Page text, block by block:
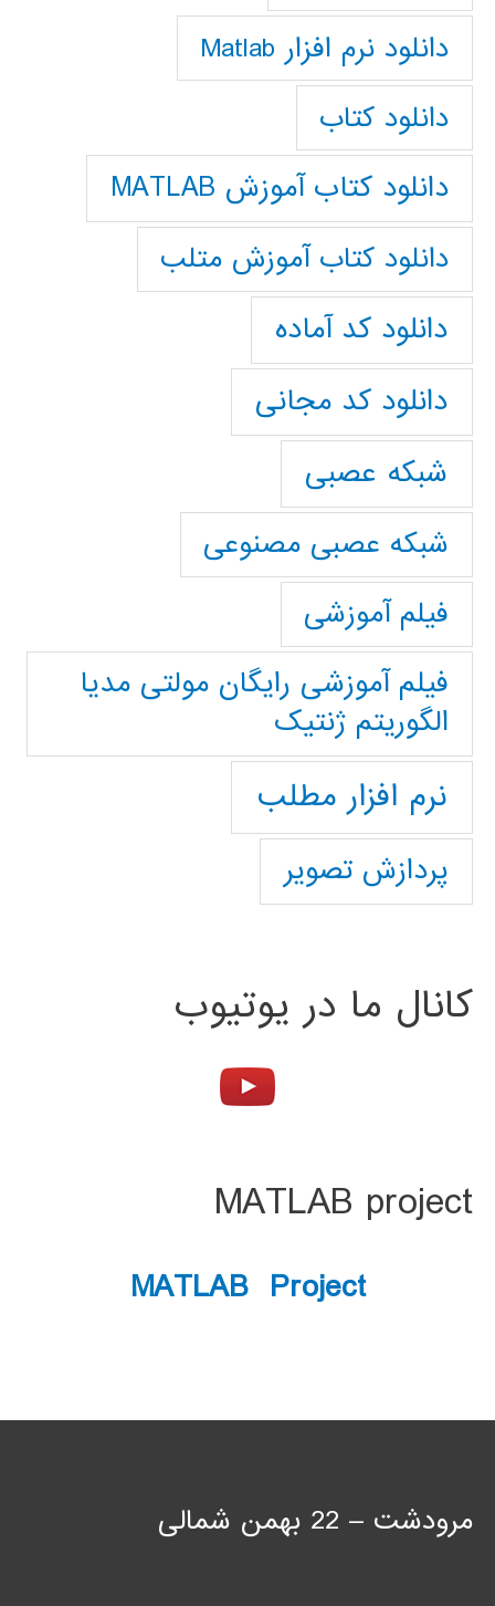
دانلود نرم افزار Matlab
دانلود کتاب
دانلود کتاب آموزش MATLAB
دانلود کتاب آموزش متلب
دانلود کد آماده
دانلود کد مجانی
شبکه عصبی
شبکه عصبی مصنوعی
فیلم آموزشی
فیلم آموزشی رایگان مولتی مدیا
الگوریتم ژنتیک
نرم افزار مطلب
پردازش تصویر
کانال ما در یوتیوب
MATLAB project
MATLAB Project
مرودشت – 22 بهمن شمالی